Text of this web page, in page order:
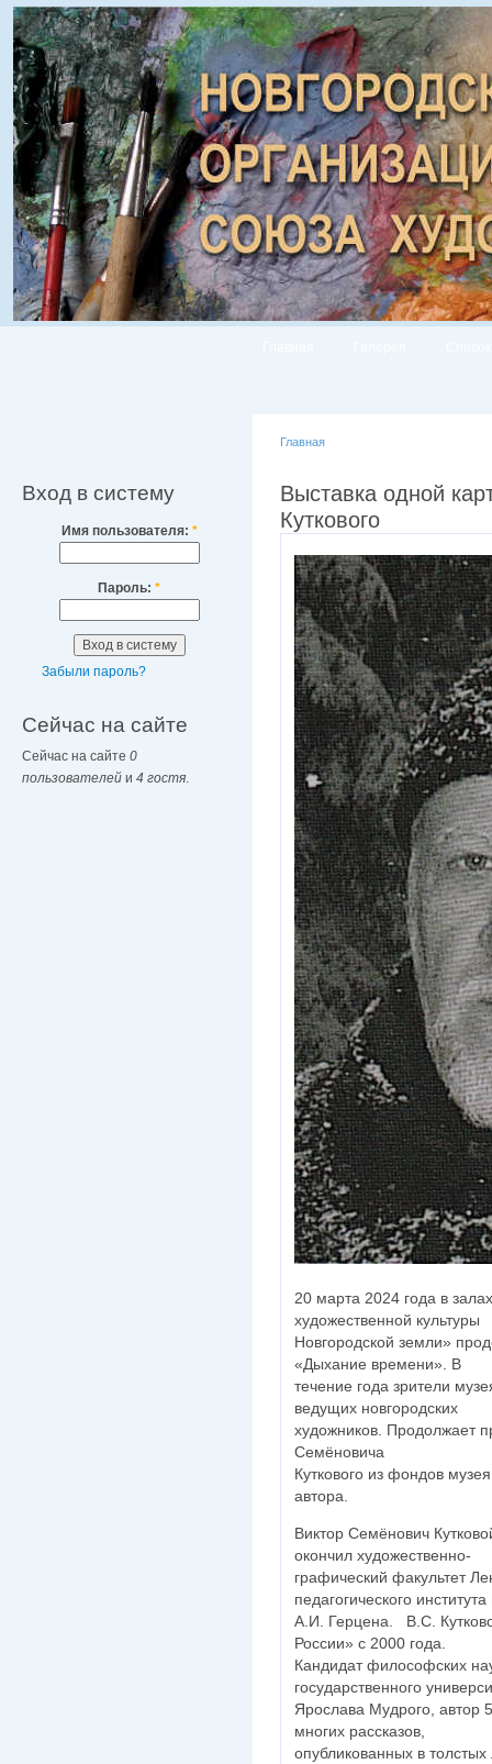
Вход в систему
Имя пользователя: *
Пароль: *
Забыли пароль?
Сейчас на сайте
Сейчас на сайте 0
пользователей и 4 гостя
Главная
Выставка одной
Куткового
20 марта 2024 года в
художественной культуры
Новгородской земли»
«Дыхание времени». В
течение года зрители
ведущих новгородских
художников. Продолжает
Семёновича
Куткового из фондов
автора.
Виктор Семёнович
окончил художественно-
графический факультет
педагогического
А.И. Герцена. В.С.
России» с 2000 года.
Кандидат философских
государственного
Ярослава Мудрого, автор
многих рассказов,
опубликованных в